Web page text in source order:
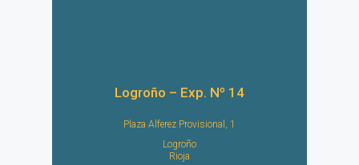
Logroño – Exp. Nº 14
Plaza Alferez Provisional, 1
Logroño
Rioja